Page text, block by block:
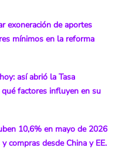
exoneración de aportes
mínimos en la reforma
así abrió la Tasa
factores influyen en su
10,6% en mayo de 2026
compras desde China y EE.